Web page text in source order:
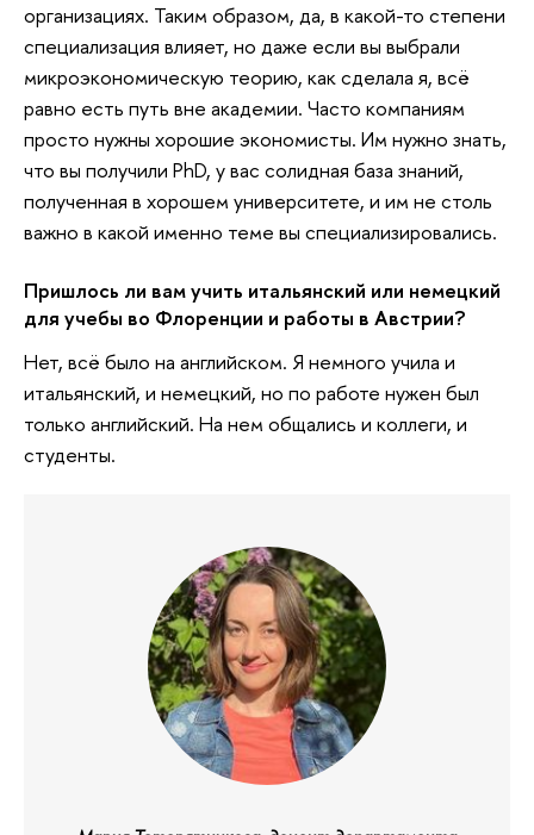
организациях. Таким образом, да, в какой-то степени
специализация влияет, но даже если вы выбрали
микроэкономическую теорию, как сделала я, всё
равно есть путь вне академии. Часто компаниям
просто нужны хорошие экономисты. Им нужно знать,
что вы получили PhD, у вас солидная база знаний,
полученная в хорошем университете, и им не столь
важно в какой именно теме вы специализировались.
Пришлось ли вам учить итальянский или немецкий
для учебы во Флоренции и работы в Австрии?
Нет, всё было на английском. Я немного учила и
итальянский, и немецкий, но по работе нужен был
только английский. На нем общались и коллеги, и
студенты.